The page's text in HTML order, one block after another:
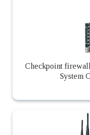
Checkpoint
System